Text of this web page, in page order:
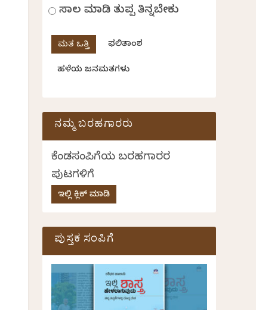
ಸಾಲ ಮಾಡಿ ತುಪ್ಪ ತಿನ್ನಬೇಕು
ಫಲಿತಾಂಶ
ಹಳೆಯ ಜನಮತಗಳು
ನಮ್ಮ ಬರಹಗಾರರು
ಕೆಂಡಸಂಪಿಗೆಯ ಬರಹಗಾರರ
ಪುಟಗಳಿಗೆ
ಇಲ್ಲಿ ಕ್ಲಿಕ್ ಮಾಡಿ
ಪುಸ್ತಕ ಸಂಪಿಗೆ